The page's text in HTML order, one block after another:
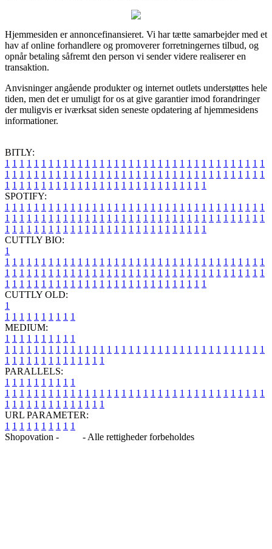
Hjemmesiden er annoncefinansieret. Vi har tætte samarbejder med et
hav af online forhandlere og promoverer forretningernes tilbud, og
opnår betaling såfremt den person vi sender videre realiserer en
transaktion.
Anvisninger angående produkter og internet outlets understøttes hele
tiden, men det er umuligt for os at give garantier imod forandringer
der muligvis er iværksat siden seneste opdatering af hjemmesidens
informationer.
BITLY:
1 1 1 1 1 1 1 1 1 1 1 1 1 1 1 1 1 1 1 1 1 1 1 1 1 1 1 1 1 1 1 1 1 1 1 1
1 1 1 1 1 1 1 1 1 1 1 1 1 1 1 1 1 1 1 1 1 1 1 1 1 1 1 1 1 1 1 1 1 1 1 1
1 1 1 1 1 1 1 1 1 1 1 1 1 1 1 1 1 1 1 1 1 1 1 1 1 1 1 1
SPOTIFY:
1 1 1 1 1 1 1 1 1 1 1 1 1 1 1 1 1 1 1 1 1 1 1 1 1 1 1 1 1 1 1 1 1 1 1 1
1 1 1 1 1 1 1 1 1 1 1 1 1 1 1 1 1 1 1 1 1 1 1 1 1 1 1 1 1 1 1 1 1 1 1 1
1 1 1 1 1 1 1 1 1 1 1 1 1 1 1 1 1 1 1 1 1 1 1 1 1 1 1 1
CUTTLY BIO:
1
1 1 1 1 1 1 1 1 1 1 1 1 1 1 1 1 1 1 1 1 1 1 1 1 1 1 1 1 1 1 1 1 1 1 1 1
1 1 1 1 1 1 1 1 1 1 1 1 1 1 1 1 1 1 1 1 1 1 1 1 1 1 1 1 1 1 1 1 1 1 1 1
1 1 1 1 1 1 1 1 1 1 1 1 1 1 1 1 1 1 1 1 1 1 1 1 1 1 1 1
CUTTLY OLD:
1
1 1 1 1 1 1 1 1 1 1
MEDIUM:
1 1 1 1 1 1 1 1 1 1
1 1 1 1 1 1 1 1 1 1 1 1 1 1 1 1 1 1 1 1 1 1 1 1 1 1 1 1 1 1 1 1 1 1 1 1
1 1 1 1 1 1 1 1 1 1 1 1 1 1
PARALLELS:
1 1 1 1 1 1 1 1 1 1
1 1 1 1 1 1 1 1 1 1 1 1 1 1 1 1 1 1 1 1 1 1 1 1 1 1 1 1 1 1 1 1 1 1 1 1
1 1 1 1 1 1 1 1 1 1 1 1 1 1
URL PARAMETER:
1 1 1 1 1 1 1 1 1 1
Shopovation -
- Alle rettigheder forbeholdes